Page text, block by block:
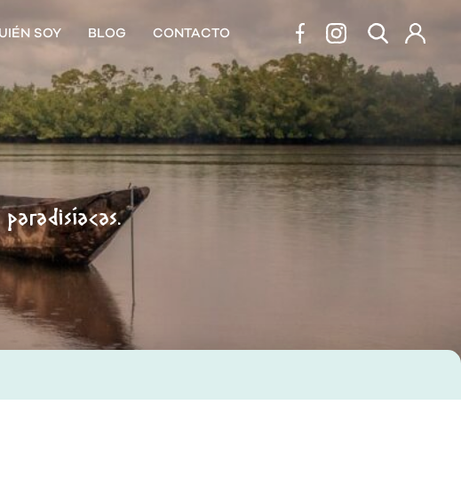
SOY BLOG CONTACTO